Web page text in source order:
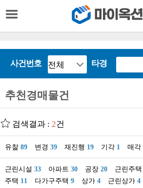
사건번호 타경
추천경매물건
검색결과 : 2건
유찰 89 변경 39 재진행 19 기각 1 매각
근린시설 33 아파트 30 공장 20 근린주택
주택 11 다가구주택 9 상가 4 근린상가 4